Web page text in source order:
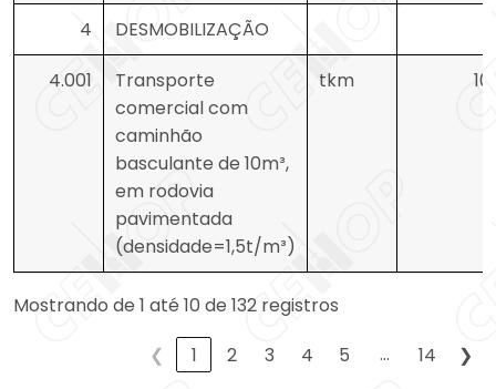
4
DESMOBILIZAÇÃO
4.001
Transporte
comercial com
caminhão
basculante de 10m³,
em rodovia
pavimentada
(densidade=1,5t/m³)
tkm
Mostrando de 1 até 10 de 132 registros
❮
1 2 3 4 5 … 14 ❯